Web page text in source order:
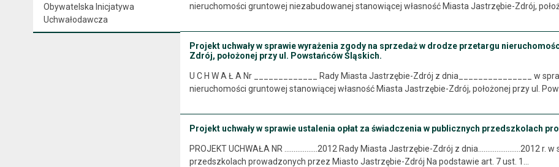
Obywatelska Inicjatywa
Uchwałodawcza
nieruchomości gruntowej niezabudowanej stanowiącej własność Miasta Jastrzębie-Zdrój,
Projekt uchwały w sprawie wyrażenia zgody na sprzedaż w drodze przetargu
Zdrój, położonej przy ul. Powstańców Śląskich.
U C H W A Ł A Nr _____________ Rady Miasta Jastrzębie-Zdrój z dnia_______________ w
nieruchomości gruntowej stanowiącej własność Miasta Jastrzębie-Zdrój, położonej przy ul.
Projekt uchwały w sprawie ustalenia opłat za świadczenia w publicznych przedszkolach
PROJEKT UCHWAŁA NR ..................2012 Rady Miasta Jastrzębie-Zdrój z dnia.......................2012
przedszkolach prowadzonych przez Miasto Jastrzębie-Zdrój Na podstawie art. 7 ust. 1…